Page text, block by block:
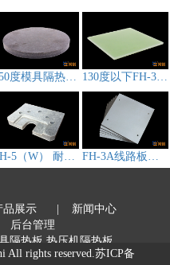
展示
| 新闻中心
后台管理
隔热板,热压机隔热板
All rights reserved.苏ICP备